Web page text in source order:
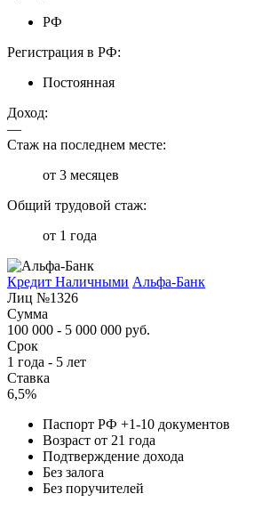
РФ
Регистрация в РФ:
Постоянная
Доход:
—
Стаж на последнем месте:
от 3 месяцев
Общий трудовой стаж:
от 1 года
Кредит Наличными Альфа-Банк
Лиц №1326
Сумма
100 000 - 5 000 000 руб.
Срок
1 года - 5 лет
Ставка
6,5%
Паспорт РФ +1-10 документов
Возраст от 21 года
Подтверждение дохода
Без залога
Без поручителей